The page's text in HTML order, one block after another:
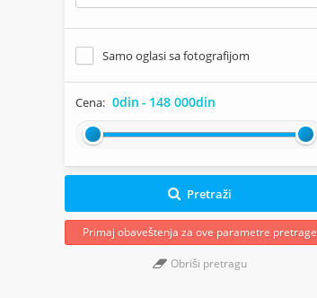
Samo oglasi sa fotografijom
Cena: 0din - 148 000din
Pretraži
Primaj obaveštenja za ove parametre pretrage
Obriši pretragu